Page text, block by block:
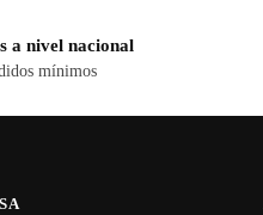
a nivel nacional
mínimos